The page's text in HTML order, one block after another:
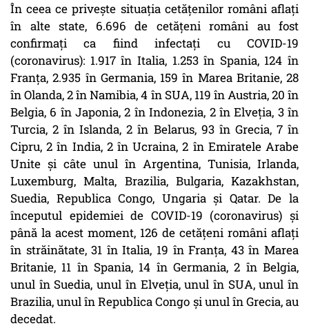
În ceea ce privește situația cetățenilor români aflați
în alte state, 6.696 de cetățeni români au fost
confirmați ca fiind infectați cu COVID-19
(coronavirus): 1.917 în Italia, 1.253 în Spania, 124 în
Franța, 2.935 în Germania, 159 în Marea Britanie, 28
în Olanda, 2 în Namibia, 4 în SUA, 119 în Austria, 20 în
Belgia, 6 în Japonia, 2 în Indonezia, 2 în Elveția, 3 în
Turcia, 2 în Islanda, 2 în Belarus, 93 în Grecia, 7 în
Cipru, 2 în India, 2 în Ucraina, 2 în Emiratele Arabe
Unite și câte unul în Argentina, Tunisia, Irlanda,
Luxemburg, Malta, Brazilia, Bulgaria, Kazakhstan,
Suedia, Republica Congo, Ungaria și Qatar. De la
începutul epidemiei de COVID-19 (coronavirus) și
până la acest moment, 126 de cetățeni români aflați
în străinătate, 31 în Italia, 19 în Franța, 43 în Marea
Britanie, 11 în Spania, 14 în Germania, 2 în Belgia,
unul în Suedia, unul în Elveția, unul în SUA, unul în
Brazilia, unul în Republica Congo și unul în Grecia, au
decedat.